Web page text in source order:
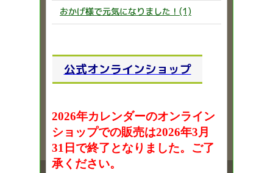
おかげ様で元気になりました！(1)
公式オンラインショップ
2026年カレンダーのオンライン
ショップでの販売は2026年3月
31日で終了となりました。ご了
承ください。